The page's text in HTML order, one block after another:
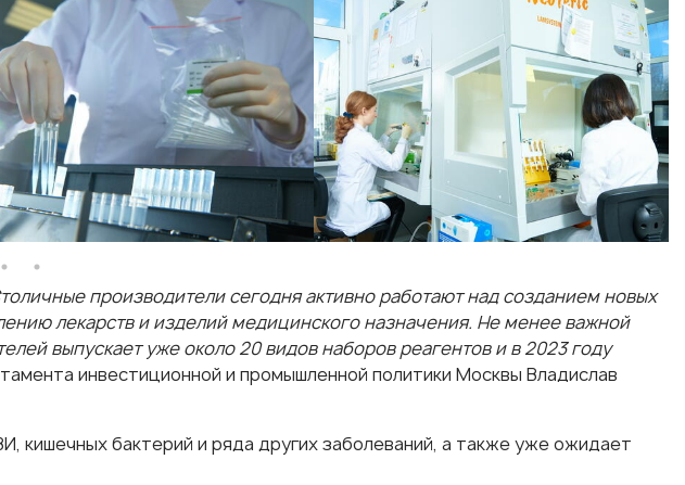
производители сегодня активно работают над созданием новых
лекарств и изделий медицинского назначения. Не менее важной
выпускает уже около 20 видов наборов реагентов и в 2023 году
инвестиционной и промышленной политики Москвы Владислав
кишечных бактерий и ряда других заболеваний, а также уже ожидает